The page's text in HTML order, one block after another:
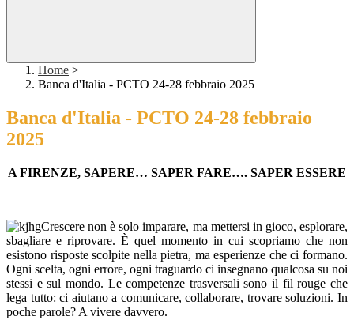
Home >
Banca d'Italia - PCTO 24-28 febbraio 2025
Banca d'Italia - PCTO 24-28 febbraio
2025
A FIRENZE, SAPERE… SAPER FARE…. SAPER ESSERE
Crescere non è solo imparare, ma mettersi in gioco, esplorare,
sbagliare e riprovare. È quel momento in cui scopriamo che non
esistono risposte scolpite nella pietra, ma esperienze che ci formano.
Ogni scelta, ogni errore, ogni traguardo ci insegnano qualcosa su noi
stessi e sul mondo. Le competenze trasversali sono il fil rouge che
lega tutto: ci aiutano a comunicare, collaborare, trovare soluzioni. In
poche parole? A vivere davvero.